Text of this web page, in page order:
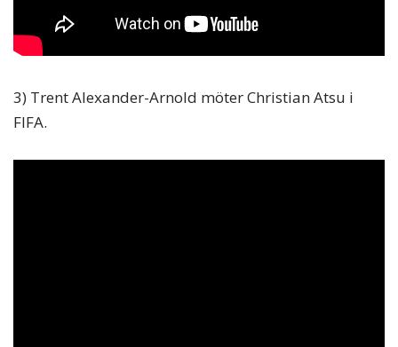
3) Trent Alexander-Arnold möter Christian Atsu i
FIFA.